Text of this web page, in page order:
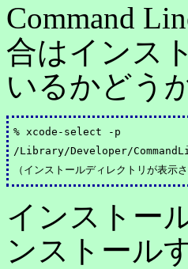
Command
合はインス
いるかどう
% xcode-select -p
/Library/Developer/
インストー
ンストール